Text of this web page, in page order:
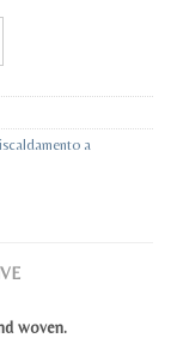
a
woven.